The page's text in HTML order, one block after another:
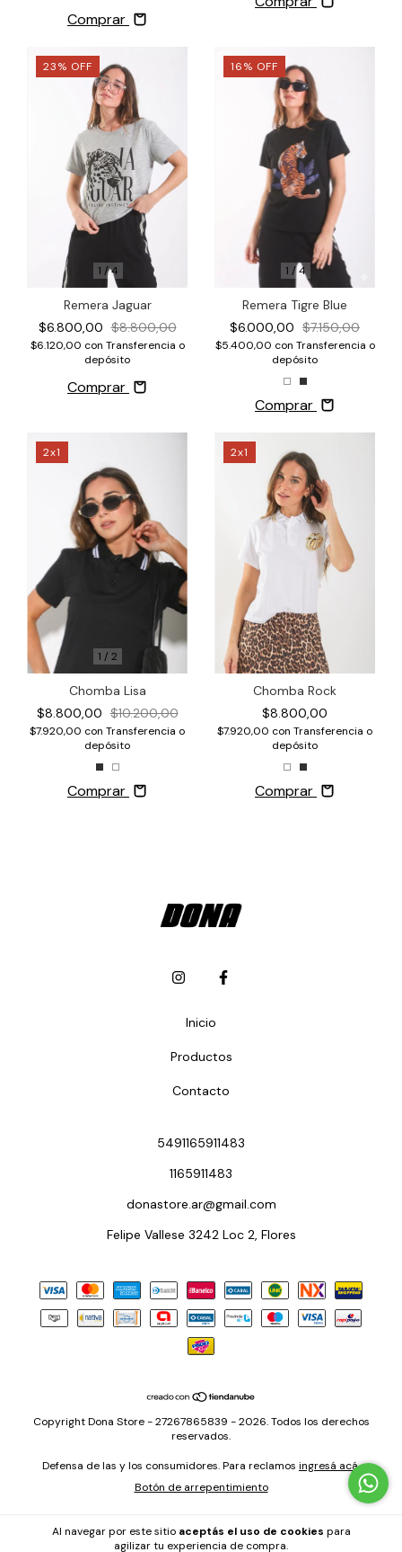
Al navegar por este sitio aceptás el uso de cookies para
agilizar tu experiencia de compra.
Comprar
1 /4
23% OFF
Remera Jaguar
$6.800,00 $8.800,00
$6.120,00 con Transferencia o
depósito
Comprar
1 /4
16% OFF
Remera Tigre Blue
$6.000,00 $7.150,00
$5.400,00 con Transferencia o
depósito
Comprar
1 / 2
2x1
Chomba Lisa
$8.800,00 $10.200,00
$7.920,00 con Transferencia o
depósito
Comprar
2x1
Chomba Rock
$8.800,00
$7.920,00 con Transferencia o
depósito
Comprar
Inicio
Productos
Contacto
5491165911483
1165911483
donastore.ar@gmail.com
Felipe Vallese 3242 Loc 2, Flores
Copyright Dona Store - 27267865839 - 2026. Todos los derechos
reservados.
Defensa de las y los consumidores. Para reclamos ingresá acá.
Botón de arrepentimiento